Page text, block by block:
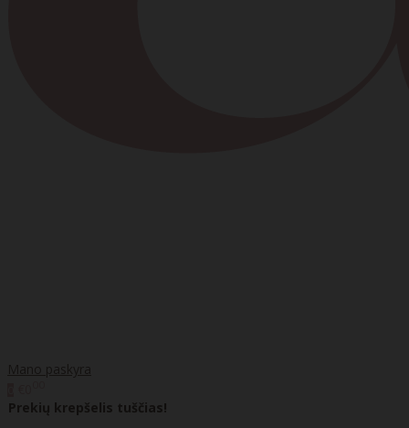
Mano paskyra
Prekių krepšelis tuščias!